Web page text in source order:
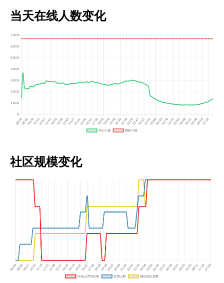
当天在线人数变化
社区规模变化